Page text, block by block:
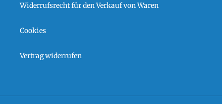
Widerrufsrecht für den Verkauf von Waren
Cookies
Vertrag widerrufen